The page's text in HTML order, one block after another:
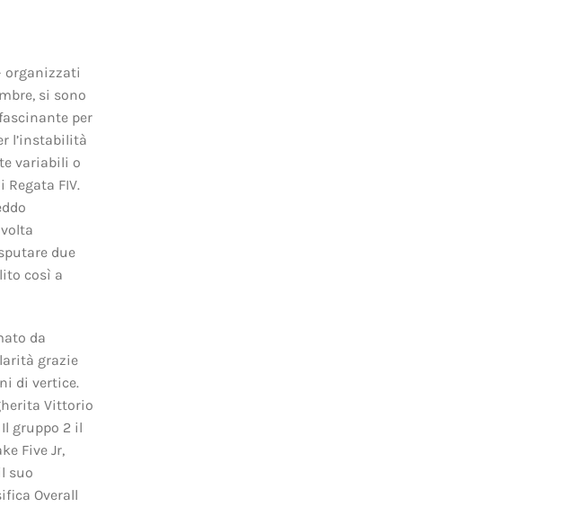
organizzati
si sono
per
l’instabilità
variabili o
FIV.
due
così a
da
grazie
di vertice.
Vittorio
gruppo 2 il
Five Jr,
suo
Overall